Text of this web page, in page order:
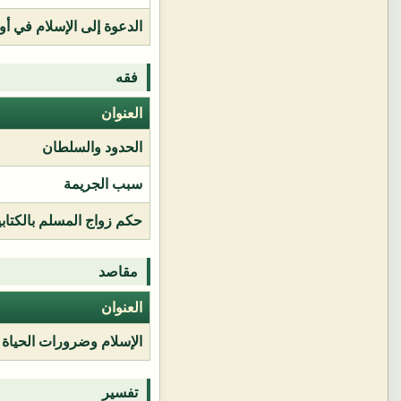
الدعوة إلى الإسلام في
فقه
العنوان
الحدود والسلطان
سبب الجريمة
حكم زواج المسلم
مقاصد
العنوان
الإسلام وضرورات الحياة
تفسير